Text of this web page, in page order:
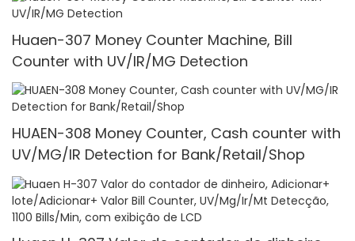
Huaen-307 Money Counter Machine, Bill
Counter with UV/IR/MG Detection
HUAEN-308 Money Counter, Cash counter with
UV/MG/IR Detection for Bank/Retail/Shop